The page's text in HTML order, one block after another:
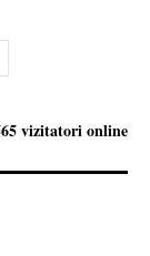
vizitatori online